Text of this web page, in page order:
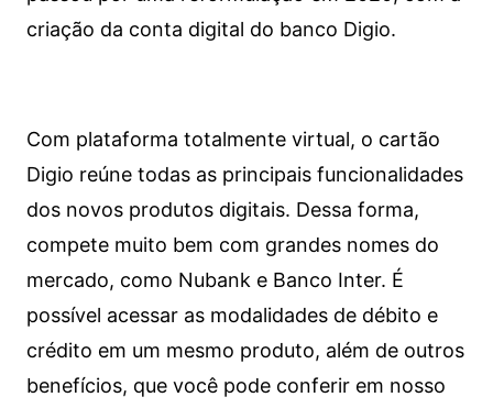
criação da conta digital do banco Digio.
Com plataforma totalmente virtual, o cartão
Digio reúne todas as principais funcionalidades
dos novos produtos digitais. Dessa forma,
compete muito bem com grandes nomes do
mercado, como Nubank e Banco Inter. É
possível acessar as modalidades de débito e
crédito em um mesmo produto, além de outros
benefícios, que você pode conferir em nosso